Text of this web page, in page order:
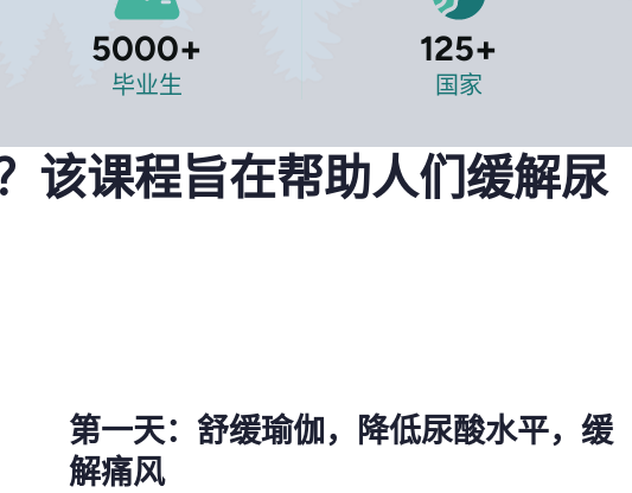
5000+
毕业生
125+
国家
该课程旨在帮助人们缓解尿
第一天：舒缓瑜伽，降低尿酸水平，缓
解痛风